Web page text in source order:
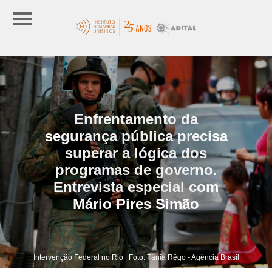
Enfrentamento da
segurança pública precisa
superar a lógica dos
programas de governo.
Entrevista especial com
Mário Pires Simão
Intervenção Federal no Rio | Foto: Tânia Rêgo - Agência Brasil